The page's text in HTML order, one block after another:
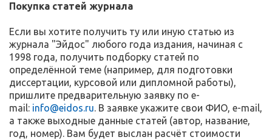
Покупка статей журнала
Если вы хотите получить ту или иную статью из
журнала "Эйдос" любого года издания, начиная с
1998 года, получить подборку статей по
определённой теме (например, для подготовки
диссертации, курсовой или дипломной работы),
пришлите предварительную заявку по e-
mail: info@eidos.ru. В заявке укажите свои ФИО, e-mail,
а также выходные данные статей (автор, название,
год, номер). Вам будет выслан расчёт стоимости